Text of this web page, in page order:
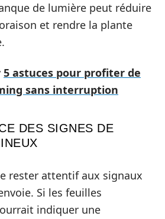
de lumière peut réduire
et rendre la plante
5 astuces pour profiter de
sans interruption
DES SIGNES DE
rester attentif aux signaux
Si les feuilles
indiquer une